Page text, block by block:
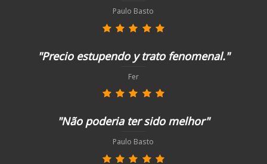
Paulo Basto
"Precio estupendo y trato fenomenal."
Fer
"Não poderia ter sido melhor"
Paulo Basto